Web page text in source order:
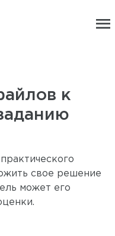
menu
к
свое решение
может его